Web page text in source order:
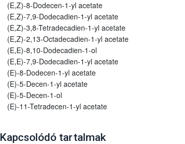
(E,Z)-8-Dodecen-1-yl acetate
(E,Z)-7,9-Dodecadien-1-yl acetate
(E,Z)-3,8-Tetradecadien-1-yl acetate
(E,Z)-2,13-Octadecadien-1-yl acetate
(E,E)-8,10-Dodecadien-1-ol
(E,E)-7,9-Dodecadien-1-yl acetate
(E)-8-Dodecen-1-yl acetate
(E)-5-Decen-1-yl acetate
(E)-5-Decen-1-ol
(E)-11-Tetradecen-1-yl acetate
Kapcsolódó tartalmak